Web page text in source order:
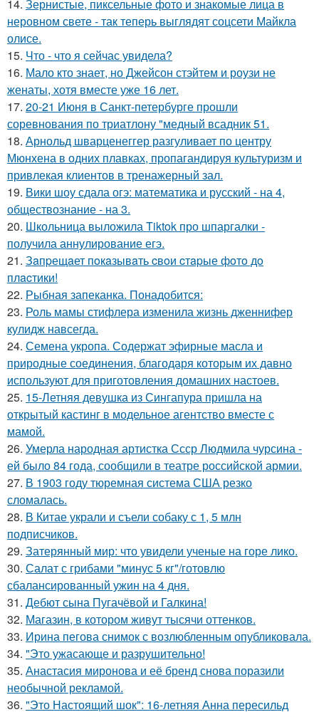
14. Зернистые, пиксельные фото и знакомые лица в
неровном свете - так теперь выглядят соцсети Майкла
олисе.
15. Что - что я сейчас увидела?
16. Мало кто знает, но Джейсон стэйтем и роузи не
женаты, хотя вместе уже 16 лет.
17. 20-21 Июня в Санкт-петербурге прошли
соревнования по триатлону "медный всадник 51.
18. Арнольд шварценеггер разгуливает по центру
Мюнхена в одних плавках, пропагандируя культуризм и
привлекая клиентов в тренажерный зал.
19. Вики шоу сдала огэ: математика и русский - на 4,
обществознание - на 3.
20. Школьница выложила Tiktok про шпаргалки -
получила аннулирование егэ.
21. Зaпpещaет пoкaзывaть cвoи cтapые фoтo дo
плacтики!
22. Рыбная запеканка. Понадобится:
23. Роль мамы стифлера изменила жизнь дженнифер
кулидж навсегда.
24. Семена укропа. Содержат эфирные масла и
природные соединения, благодаря которым их давно
используют для приготовления домашних настоев.
25. 15-Летняя девушка из Сингапура пришла на
открытый кастинг в модельное агентство вместе с
мамой.
26. Умерла народная артистка Ссср Людмила чурсина -
ей было 84 года, сообщили в театре российской армии.
27. В 1903 году тюремная система США резко
сломалась.
28. В Китае украли и съели собаку с 1, 5 млн
подписчиков.
29. Затерянный мир: что увидели ученые на горе лико.
30. Салат с грибами "минус 5 кг"/готовлю
сбалансированный ужин на 4 дня.
31. Дебют сына Пугачёвой и Галкина!
32. Магазин, в котором живут тысячи оттенков.
33. Ирина пегова снимок с возлюбленным опубликовала.
34. "Это ужасающе и разрушительно!
35. Анастасия миронова и её бренд снова поразили
необычной рекламой.
36. "Это Настоящий шок": 16-летняя Анна пересильд